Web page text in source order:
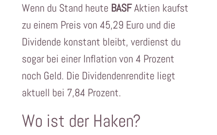
Wenn du Stand heute BASFAktien kaufst
zu einem Preis von 45,29 Euro und die
Dividende konstant bleibt, verdienst du
sogar bei einer Inflation von 4 Prozent
noch Geld. Die Dividendenrendite liegt
aktuell bei 7,84 Prozent.
Wo ist der Haken?